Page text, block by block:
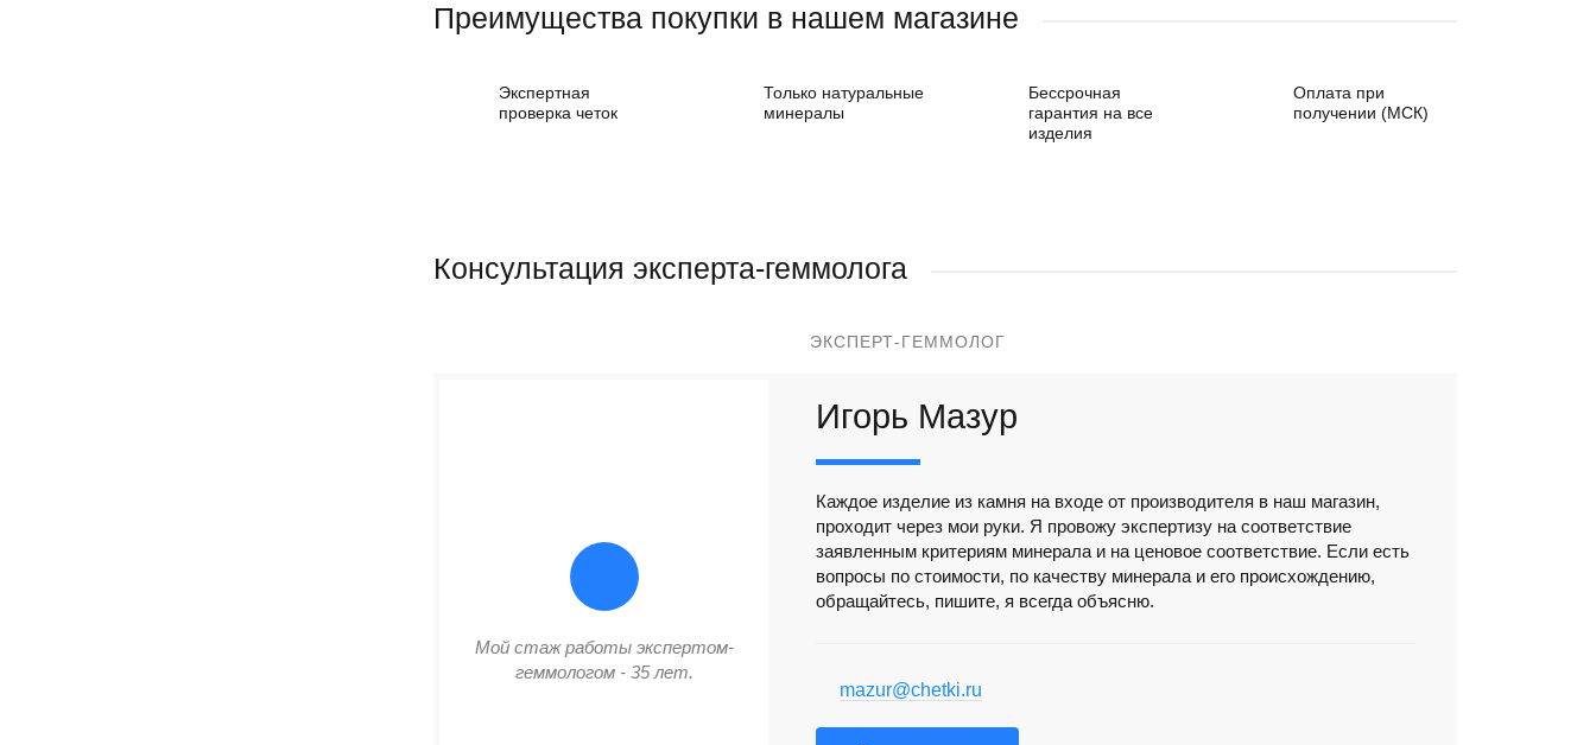
Преимущества покупки в нашем магазине
Экспертная
проверка четок
Только натуральные
минералы
Бессрочная
гарантия на все
изделия
Оплата при
получении (МСК)
Консультация эксперта-геммолога
ЭКСПЕРТ-ГЕММОЛОГ
Игорь Мазур
Каждое изделие из камня на входе от производителя в наш магазин,
проходит через мои руки. Я провожу экспертизу на соответствие
заявленным критериям минерала и на ценовое соответствие. Если есть
вопросы по стоимости, по качеству минерала и его происхождению,
обращайтесь, пишите, я всегда объясню.
mazur@chetki.ru
Мой стаж работы экспертом-
геммологом - 35 лет.